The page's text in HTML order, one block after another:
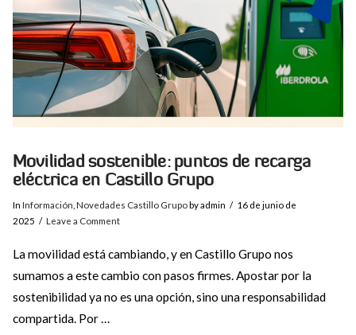
Movilidad sostenible: puntos de recarga
eléctrica en Castillo Grupo
In Información Novedades Castillo Grupoby admin
16 de junio de
2025
Leave a Comment
La movilidad está cambiando, y en Castillo Grupo nos
sumamos a este cambio con pasos firmes. Apostar por la
sostenibilidad ya no es una opción, sino una responsabilidad
compartida. Por …